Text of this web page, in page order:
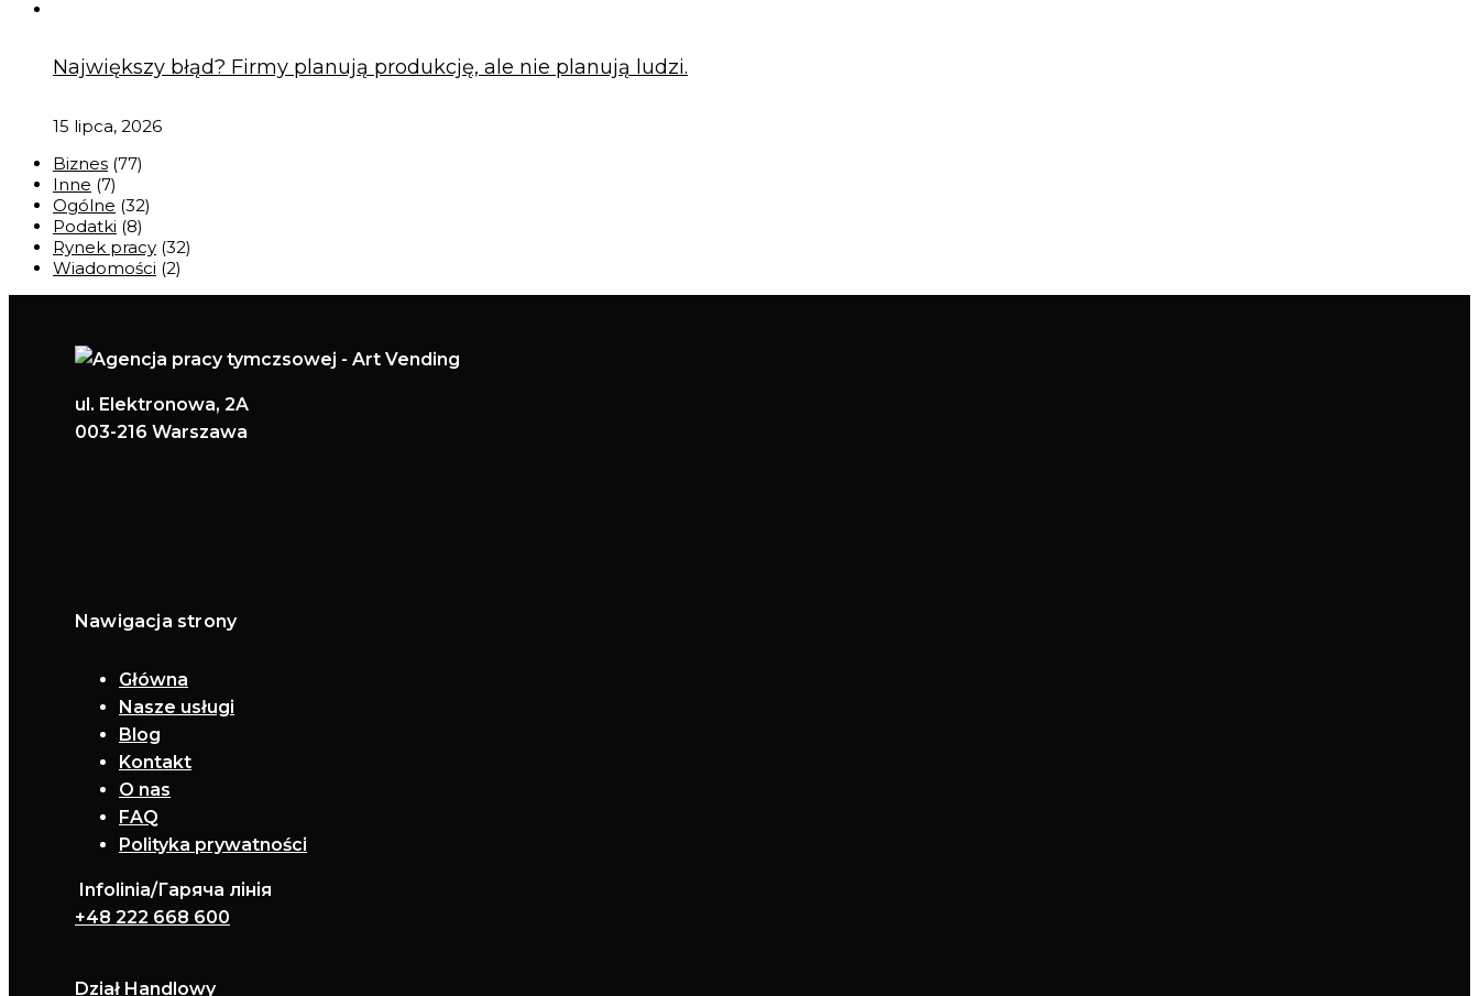
Największy błąd? Firmy planują produkcję, ale nie planują ludzi.
15 lipca, 2026
Biznes (77)
Inne (7)
Ogólne (32)
Podatki (8)
Rynek pracy (32)
Wiadomości (2)
ul. Elektronowa, 2A
003-216 Warszawa
Nawigacja strony
Główna
Nasze usługi
Blog
Kontakt
O nas
FAQ
Polityka prywatności
Infolinia/Гаряча лінія
+48 222 668 600
Dział Handlowy